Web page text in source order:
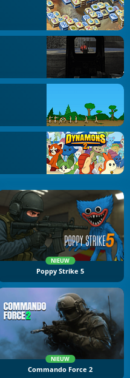
NIEUW
Poppy Strike 5
NIEUW
Commando Force 2